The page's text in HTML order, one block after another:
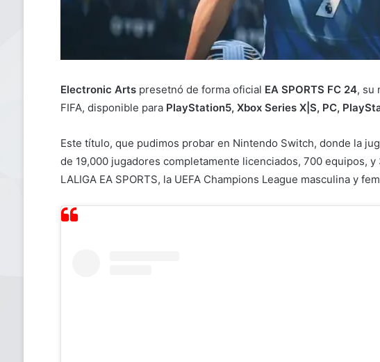
Electronic Arts presetnó de forma oficial EA SPORTS FC 24, su
FIFA, disponible para PlayStation5, Xbox Series X|S, PC,
Este título, que pudimos probar en Nintendo Switch, donde la
de 19,000 jugadores completamente licenciados, 700 equipos,
LALIGA EA SPORTS, la UEFA Champions League masculina y